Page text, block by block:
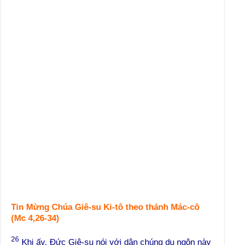
Tin Mừng Chúa Giê-su Ki-tô theo thánh Mác-cô
(Mc 4,26-34)
26 Khi ấy, Đức Giê-su nói với dân chúng dụ ngôn này